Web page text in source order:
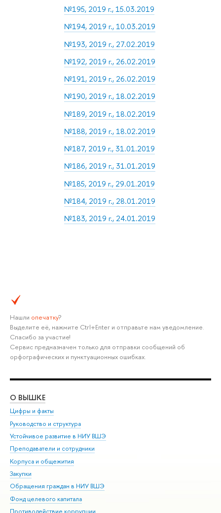
№195, 2019 г., 15.03.2019
№194, 2019 г., 10.03.2019
№193, 2019 г., 27.02.2019
№192, 2019 г., 26.02.2019
№191, 2019 г., 26.02.2019
№190, 2019 г., 18.02.2019
№189, 2019 г., 18.02.2019
№188, 2019 г., 18.02.2019
№187, 2019 г., 31.01.2019
№186, 2019 г., 31.01.2019
№185, 2019 г., 29.01.2019
№184, 2019 г., 28.01.2019
№183, 2019 г., 24.01.2019
Нашли опечатку?
Выделите её, нажмите Ctrl+Enter и отправьте нам уведомление.
Спасибо за участие!
Сервис предназначен только для отправки сообщений об
орфографических и пунктуационных ошибках.
О ВЫШКЕ
Цифры и факты
Руководство и структура
Устойчивое развитие в НИУ ВШЭ
Преподаватели и сотрудники
Корпуса и общежития
Закупки
Обращения граждан в НИУ ВШЭ
Фонд целевого капитала